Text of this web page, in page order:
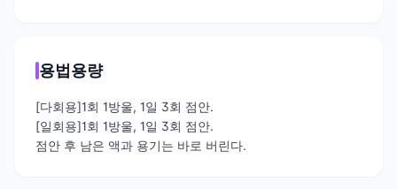
용법용량
[다회용]1회 1방울, 1일 3회 점안.
[일회용]1회 1방울, 1일 3회 점안.
점안 후 남은 액과 용기는 바로 버린다.